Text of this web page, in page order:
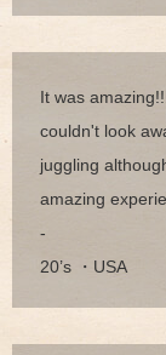
It was
couldn't look
juggling
amazing
-
20’s ・USA